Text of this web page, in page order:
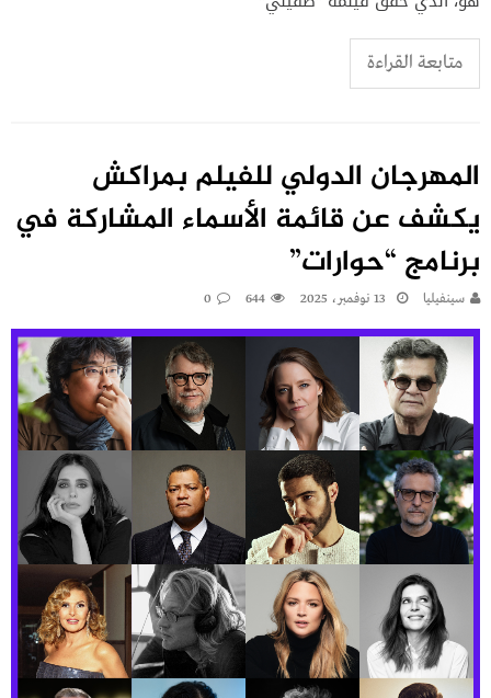
متابعة القراءة
المهرجان الدولي للفيلم بمراكش
يكشف عن قائمة الأسماء المشاركة في
برنامج “حوارات”
سينفيليا 13 نوفمبر، 2025 644
0